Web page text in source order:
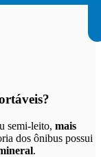
?
semi-leito, mais
dos ônibus possui
.